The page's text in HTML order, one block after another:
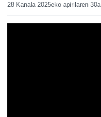
28 Kanala 2025eko apirilaren 30a